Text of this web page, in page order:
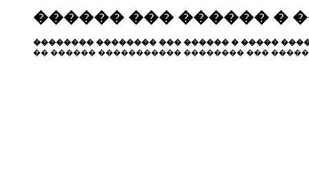
������ ��� ������ �
�������� �������� ��� ������ � �����
�� ������ ����������� �������� ���